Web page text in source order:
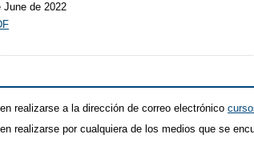
June de 2022
realizarse a la dirección de correo electrónico
realizarse por cualquiera de los medios que se